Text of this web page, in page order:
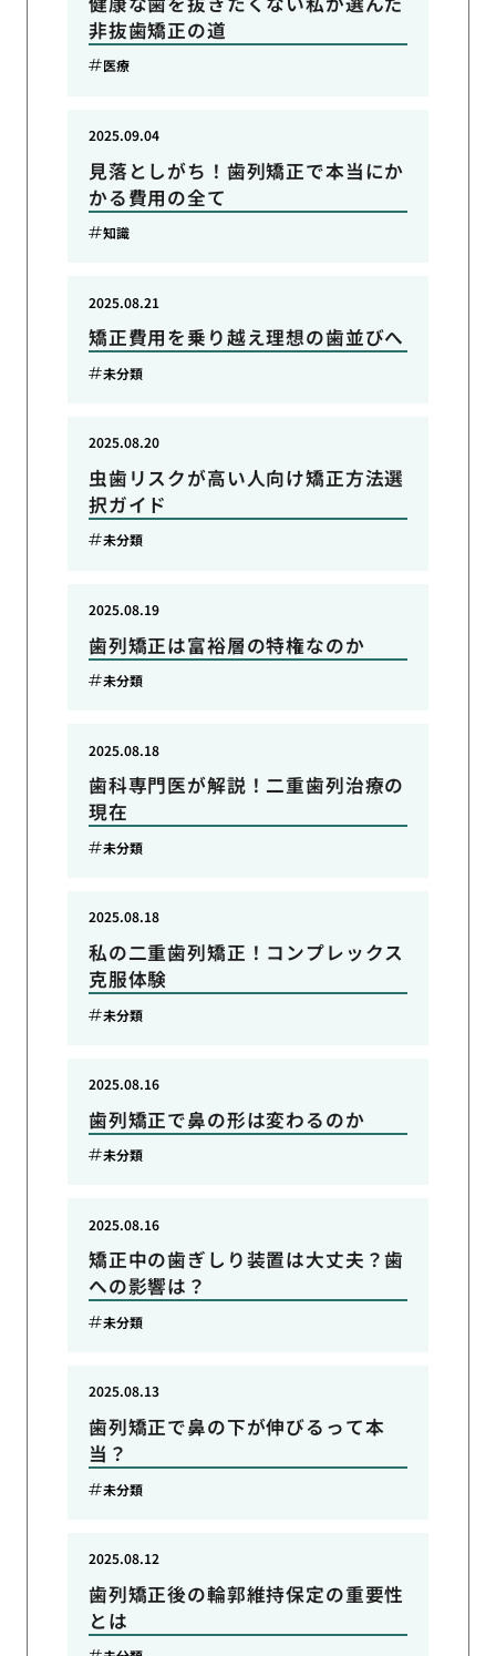
非抜歯矯正の道
医療
見落としがち！歯列矯正で本当にか
かる費用の全て
2025.09.04
知識
矯正費用を乗り越え理想の歯並びへ
2025.08.21
未分類
虫歯リスクが高い人向け矯正方法選
択ガイド
2025.08.20
未分類
歯列矯正は富裕層の特権なのか
2025.08.19
未分類
歯科専門医が解説！二重歯列治療の
現在
2025.08.18
未分類
私の二重歯列矯正！コンプレックス
克服体験
2025.08.18
未分類
歯列矯正で鼻の形は変わるのか
2025.08.16
未分類
矯正中の歯ぎしり装置は大丈夫？歯
への影響は？
2025.08.16
未分類
歯列矯正で鼻の下が伸びるって本
当？
2025.08.13
未分類
歯列矯正後の輪郭維持保定の重要性
とは
2025.08.12